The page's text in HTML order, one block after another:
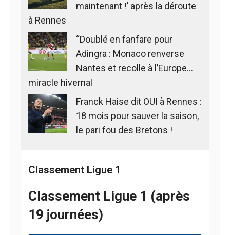
maintenant !’ après la déroute
à Rennes
“Doublé en fanfare pour
Adingra : Monaco renverse
Nantes et recolle à l’Europe…
miracle hivernal
Franck Haise dit OUI à Rennes :
18 mois pour sauver la saison,
le pari fou des Bretons !
Classement Ligue 1
Classement Ligue 1 (après
19 journées)